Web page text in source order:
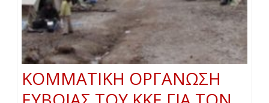
ΚΟΜΜΑΤΙΚΗ ΟΡΓΑΝΩΣΗ